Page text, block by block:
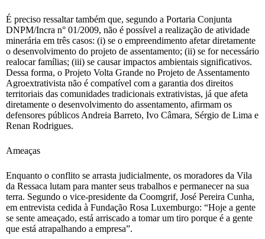
É preciso ressaltar também que, segundo a Portaria Conjunta
DNPM/Incra n° 01/2009, não é possível a realização de atividade
minerária em três casos: (i) se o empreendimento afetar diretamente
o desenvolvimento do projeto de assentamento; (ii) se for necessário
realocar famílias; (iii) se causar impactos ambientais significativos.
Dessa forma, o Projeto Volta Grande no Projeto de Assentamento
Agroextrativista não é compatível com a garantia dos direitos
territoriais das comunidades tradicionais extrativistas, já que afeta
diretamente o desenvolvimento do assentamento, afirmam os
defensores públicos Andreia Barreto, Ivo Câmara, Sérgio de Lima e
Renan Rodrigues.
Ameaças
Enquanto o conflito se arrasta judicialmente, os moradores da Vila
da Ressaca lutam para manter seus trabalhos e permanecer na sua
terra. Segundo o vice-presidente da Coomgrif, José Pereira Cunha,
em entrevista cedida à Fundação Rosa Luxemburgo: “Hoje a gente
se sente ameaçado, está arriscado a tomar um tiro porque é a gente
que está atrapalhando a empresa”.